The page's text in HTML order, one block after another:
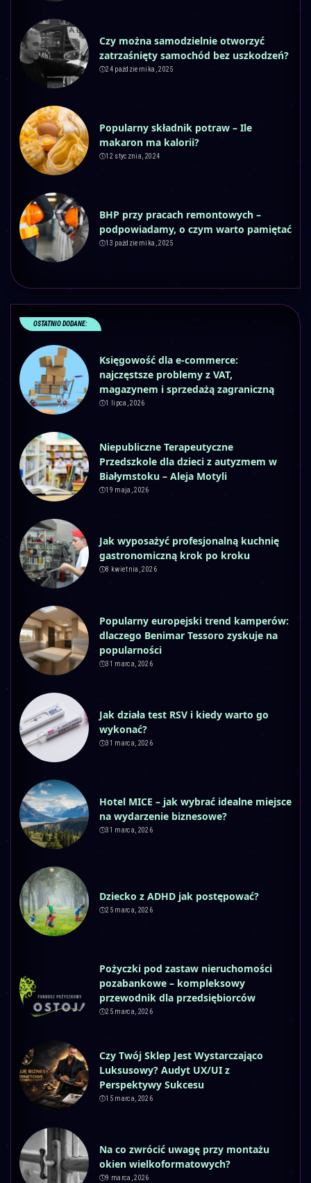
Czy można samodzielnie otworzyć
zatrzaśnięty samochód bez uszkodzeń?
24 października, 2025
Popularny składnik potraw – Ile
makaron ma kalorii?
12 stycznia, 2024
BHP przy pracach remontowych –
podpowiadamy, o czym warto pamiętać
13 października, 2025
OSTATNIO DODANE:
Księgowość dla e-commerce:
najczęstsze problemy z VAT,
magazynem i sprzedażą zagraniczną
1 lipca, 2026
Niepubliczne Terapeutyczne
Przedszkole dla dzieci z autyzmem w
Białymstoku – Aleja Motyli
19 maja, 2026
Jak wyposażyć profesjonalną kuchnię
gastronomiczną krok po kroku
8 kwietnia, 2026
Popularny europejski trend kamperów:
dlaczego Benimar Tessoro zyskuje na
popularności
31 marca, 2026
Jak działa test RSV i kiedy warto go
wykonać?
31 marca, 2026
Hotel MICE – jak wybrać idealne miejsce
na wydarzenie biznesowe?
31 marca, 2026
Dziecko z ADHD jak postępować?
25 marca, 2026
Pożyczki pod zastaw nieruchomości
pozabankowe – kompleksowy
przewodnik dla przedsiębiorców
25 marca, 2026
Czy Twój Sklep Jest Wystarczająco
Luksusowy? Audyt UX/UI z
Perspektywy Sukcesu
15 marca, 2026
Na co zwrócić uwagę przy montażu
okien wielkoformatowych?
9 marca, 2026